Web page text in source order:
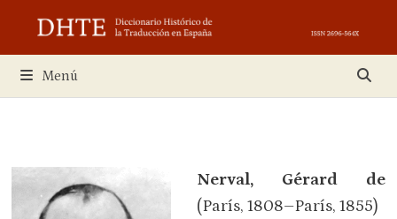
contenido
Menú
Nerval, Gérard de
(París, 1808–París, 1855)